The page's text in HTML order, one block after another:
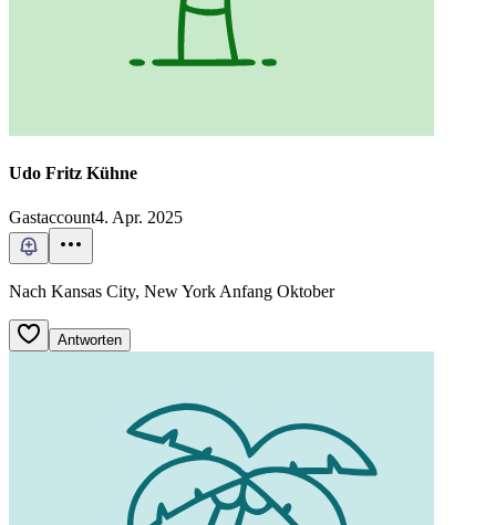
Udo Fritz Kühne
Gastaccount4. Apr. 2025
Nach Kansas City, New York Anfang Oktober
Antworten